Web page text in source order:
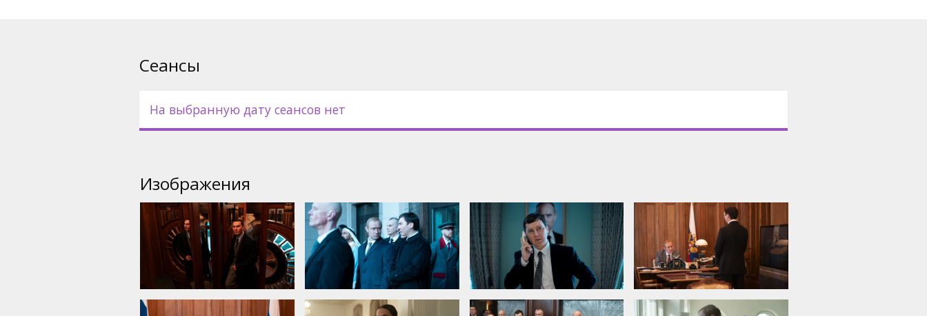
Сеансы
На выбранную дату сеансов нет
Изображения